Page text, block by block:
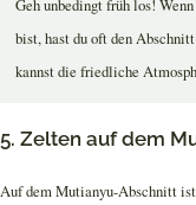
Geh unbedingt früh los!
bist, hast du oft den
kannst die friedliche
5. Zelten auf dem
Auf dem Mutianyu-Abschnitt